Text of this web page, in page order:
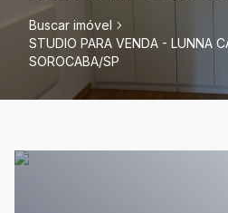
Buscar imóvel
STUDIO PARA VENDA - LUNNA
SOROCABA/SP